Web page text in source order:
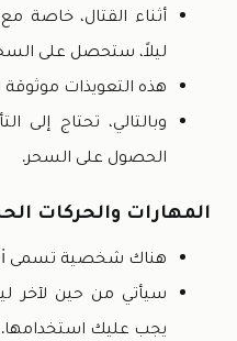
أثناء القتال، خاصة
ليلاً، ستحصل على
هذه التعويذات موثوقة
وبالتالي، تحتاج إلى
الحصول على السحر.
المهارات والحركات
هناك شخصية تسمى Sensei.
سيأتي من حين لآخر
يجب عليك استخدامها.